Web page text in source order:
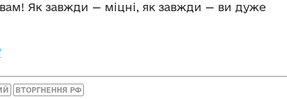
Як завжди — міцні, як завжди — ви дуже
ВТОРГНЕННЯ РФ